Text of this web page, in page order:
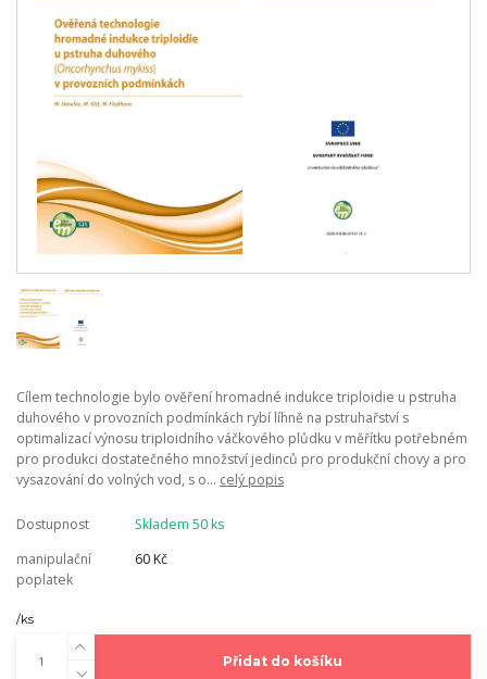
Cílem technologie bylo ověření hromadné indukce triploidie u pstruha
duhového v provozních podmínkách rybí líhně na pstruhařství s
optimalizací výnosu triploidního váčkového plůdku v měřítku potřebném
pro produkci dostatečného množství jedinců pro produkční chovy a pro
vysazování do volných vod, s o... celý popis
Dostupnost
Skladem 50 ks
manipulační
poplatek
60 Kč
/ks
Přidat do košíku